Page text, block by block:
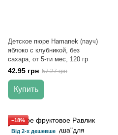
Детское пюре Hamanek (пауч)
яблоко с клубникой, без
сахара, от 5-ти мес, 120 гр
42.95 грн 57.27 грн
Купить
−18%
Від 2-х дешевше